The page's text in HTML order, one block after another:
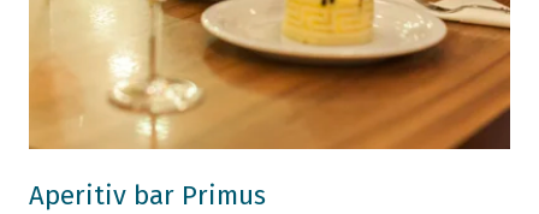
Aperitiv bar Primus